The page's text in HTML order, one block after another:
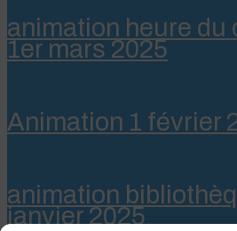
animation heure du
1er mars 2025
Animation 1 février
animation
janvier 2025